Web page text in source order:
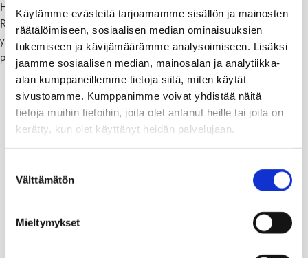
Käytämme evästeitä tarjoamamme sisällön ja mainosten
räätälöimiseen, sosiaalisen median ominaisuuksien
tukemiseen ja kävijämäärämme analysoimiseen. Lisäksi
jaamme sosiaalisen median, mainosalan ja analytiikka-
alan kumppaneillemme tietoja siitä, miten käytät
sivustoamme. Kumppanimme voivat yhdistää näitä
tietoja muihin tietoihin, joita olet antanut heille tai joita on
kerätty, kun olet käyttänyt heidän palvelujaan.
valinta
Välttämätön
Mieltymykset
Hakarinteen koulu on yhtenäiskoulu (luokat 1-9) Tammisaaressa
Raaseporissa. Koulumme on yksisarjainen. Meillä on 9
yleisopetuksen ryhmää sekä kolme joustavan erityisopetuksen
pienryhmää. Koulun yhteydessä toimii myös esiopetusryhmä Röllit.